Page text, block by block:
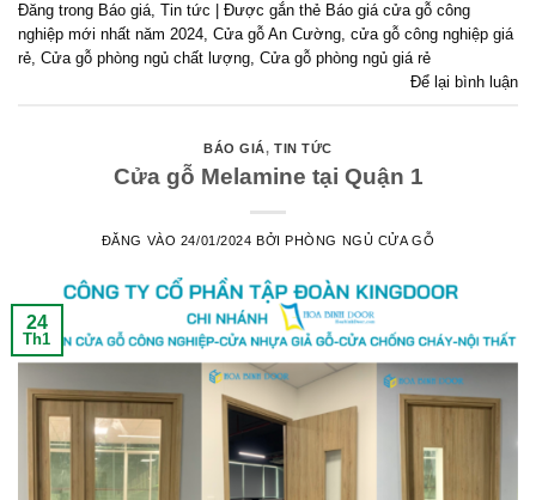
Đăng trong Báo giá, Tin tức Được gắn thẻ Báo giá cửa gỗ công
nghiệp mới nhất năm 2024, Cửa gỗ An Cường, cửa gỗ công nghiệp giá
rẻ, Cửa gỗ phòng ngủ chất lượng, Cửa gỗ phòng ngủ giá rẻ
Để lại bình luận
BÁO GIÁ,TIN TỨC
Cửa gỗ Melamine tại Quận 1
ĐĂNG VÀO 24/01/2024 BỞIPHÒNG NGỦ CỬA GỖ
24
Th1